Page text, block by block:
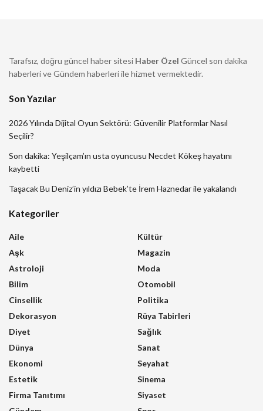
Tarafsız, doğru güncel haber sitesi Haber Özel Güncel son dakika
haberleri ve Gündem haberleri ile hizmet vermektedir.
Son Yazılar
2026 Yılında Dijital Oyun Sektörü: Güvenilir Platformlar Nasıl
Seçilir?
Son dakika: Yeşilçam’ın usta oyuncusu Necdet Kökeş hayatını
kaybetti
Taşacak Bu Deniz’in yıldızı Bebek’te İrem Haznedar ile yakalandı
Kategoriler
Aile
Aşk
Astroloji
Bilim
Cinsellik
Dekorasyon
Diyet
Dünya
Ekonomi
Estetik
Firma Tanıtımı
Kültür
Magazin
Moda
Otomobil
Politika
Rüya Tabirleri
Sağlık
Sanat
Seyahat
Sinema
Siyaset